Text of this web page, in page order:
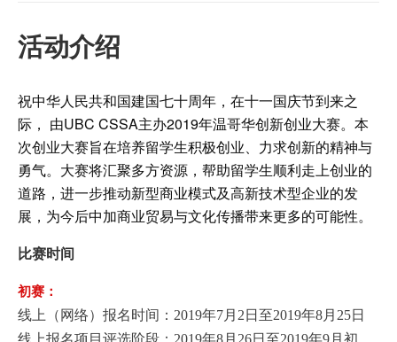
活动介绍
祝中华人民共和国建国七十周年，在十一国庆节到来之
际， 由UBC CSSA主办2019年温哥华创新创业大赛。本
次创业大赛旨在培养留学生积极创业、力求创新的精神与
勇气。大赛将汇聚多方资源，帮助留学生顺利走上创业的
道路，进一步推动新型商业模式及高新技术型企业的发
展，为今后中加商业贸易与文化传播带来更多的可能性。
比赛时间
初赛：
线上（网络）报名时间： 2019年7月 2 日至2019年8月 25日
线上报名项目评选阶段： 2019年8月 26日至2019年9月初